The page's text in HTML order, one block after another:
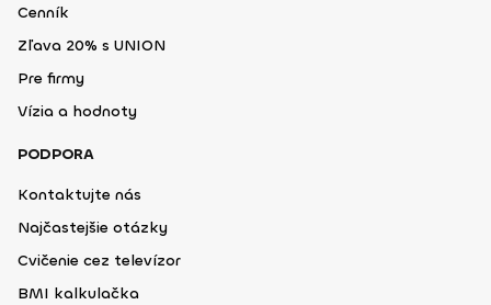
Cenník
Zľava 20% s UNION
Pre firmy
Vízia a hodnoty
PODPORA
Kontaktujte nás
Najčastejšie otázky
Cvičenie cez televízor
BMI kalkulačka